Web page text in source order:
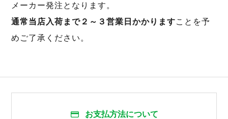
メーカー発注となります。
通常当店入荷まで２～３営業日かかりますことを予
めご了承ください。
お支払方法について